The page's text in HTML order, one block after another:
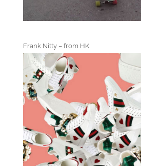
Frank Nitty – from HK